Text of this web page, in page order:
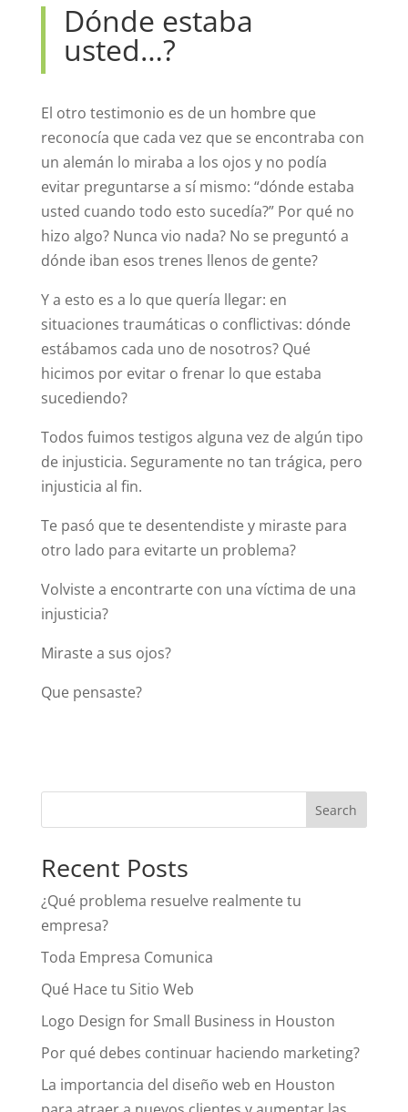
Dónde estaba
usted…?
El otro testimonio es de un hombre que
reconocía que cada vez que se encontraba con
un alemán lo miraba a los ojos y no podía
evitar preguntarse a sí mismo: “dónde estaba
usted cuando todo esto sucedía?” Por qué no
hizo algo? Nunca vio nada? No se preguntó a
dónde iban esos trenes llenos de gente?
Y a esto es a lo que quería llegar: en
situaciones traumáticas o conflictivas: dónde
estábamos cada uno de nosotros? Qué
hicimos por evitar o frenar lo que estaba
sucediendo?
Todos fuimos testigos alguna vez de algún tipo
de injusticia. Seguramente no tan trágica, pero
injusticia al fin.
Te pasó que te desentendiste y miraste para
otro lado para evitarte un problema?
Volviste a encontrarte con una víctima de una
injusticia?
Miraste a sus ojos?
Que pensaste?
Recent Posts
¿Qué problema resuelve realmente tu
empresa?
Toda Empresa Comunica
Qué Hace tu Sitio Web
Logo Design for Small Business in Houston
Por qué debes continuar haciendo marketing?
La importancia del diseño web en Houston